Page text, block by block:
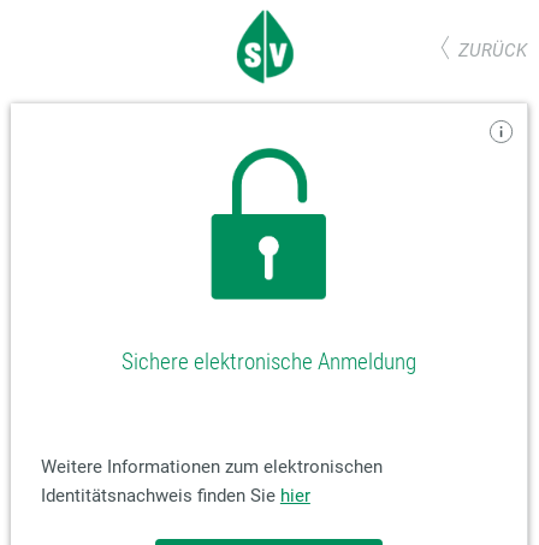
ZURÜCK
Sichere elektronische Anmeldung
Weitere Informationen zum elektronischen
Identitätsnachweis finden Sie hier